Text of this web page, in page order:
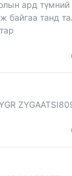
ард түмний
байгаа танд